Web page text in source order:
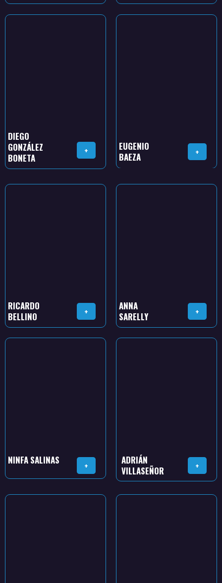
DIEGO
GONZÁLEZ
BONETA
+
EUGENIO
BAEZA
+
RICARDO
BELLINO
+
ANNA
SARELLY
+
NINFA SALINAS +
ADRIÁN
VILLASEÑOR
+